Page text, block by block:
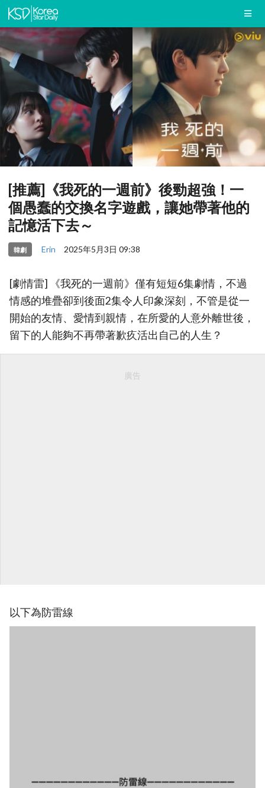
[推薦]《我死的一週前》後勁超強！一
個愚蠢的交換名字遊戲，讓她帶著他的
記憶活下去～
韓劇 Erin 2025年5月3日 09:38
[劇情雷] 《我死的一週前》僅有短短6集劇情，不過
情感的堆疊卻到後面2集令人印象深刻，不管是從一
開始的友情、愛情到親情，在所愛的人意外離世後，
留下的人能夠不再帶著歉疚活出自己的人生？
廣告
以下為防雷線